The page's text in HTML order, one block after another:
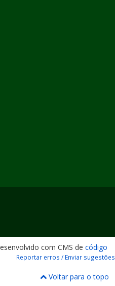
com CMS de código
Reportar erros / Enviar sugestões
Voltar para o topo